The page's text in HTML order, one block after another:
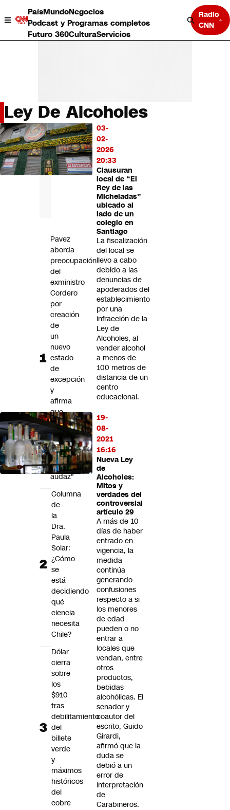
PaísMundoNegocios
Podcast y Programas completos
Futuro 360CulturaServicios
Radio
CNN
País
Mundo
Negocios
Deportes
Programas completos
Ley De Alcoholes
03-
02-
2026
20:33
Clausuran
local de “El
Rey de las
Micheladas”
ubicado al
lado de un
colegio en
Santiago
La fiscalización
del local se
llevo a cabo
debido a las
denuncias de
apoderados del
establecimiento
por una
infracción de la
Ley de
Alcoholes, al
vender alcohol
a menos de
100 metros de
distancia de un
centro
educacional.
19-
08-
2021
16:16
Nueva Ley
de
Alcoholes:
Mitos y
verdades del
controversial
artículo 29
A más de 10
días de haber
entrado en
vigencia, la
medida
continúa
generando
confusiones
respecto a si
los menores
de edad
pueden o no
entrar a
locales que
vendan, entre
otros
productos,
bebidas
alcohólicas. El
senador y
coautor del
escrito, Guido
Girardi,
afirmó que la
duda se
debió a un
error de
interpretación
de
Carabineros.
LO
MÁS
LEÍDO
Pavez
aborda
preocupación
del
exministro
Cordero
por
creación
de
un
nuevo
estado
de
excepción
y
afirma
que
el
Gobierno
"está
siendo
muy
audaz"
Columna
de
la
Dra.
Paula
Solar:
¿Cómo
se
está
decidiendo
qué
ciencia
necesita
Chile?
Dólar
cierra
sobre
los
$910
tras
debilitamiento
del
billete
verde
y
máximos
históricos
del
cobre